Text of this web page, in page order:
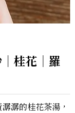
桂花｜羅
潺的桂花茶湯，